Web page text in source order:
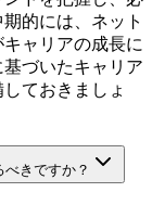
的には、ネット
ャリアの成長に
づいたキャリア
ておきましょ
きですか？